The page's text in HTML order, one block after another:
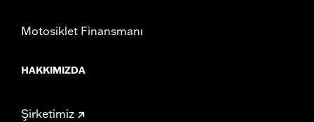
Motosiklet Finansmanı
HAKKIMIZDA
Şirketimiz